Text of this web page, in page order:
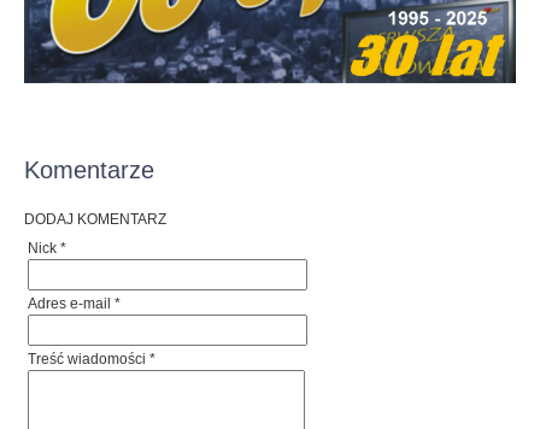
Komentarze
DODAJ KOMENTARZ
Nick *
Adres e-mail *
Treść wiadomości *